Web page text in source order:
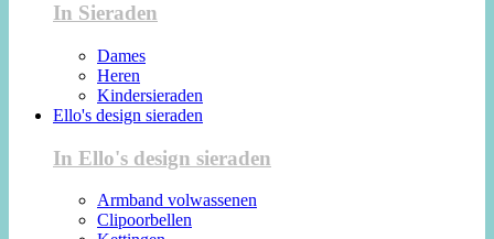
In Sieraden
Dames
Heren
Kindersieraden
Ello's design sieraden
In Ello's design sieraden
Armband volwassenen
Clipoorbellen